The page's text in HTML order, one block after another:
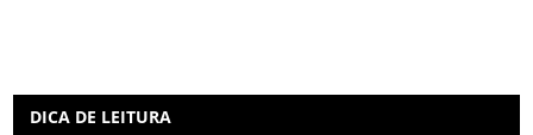
DICA DE LEITURA